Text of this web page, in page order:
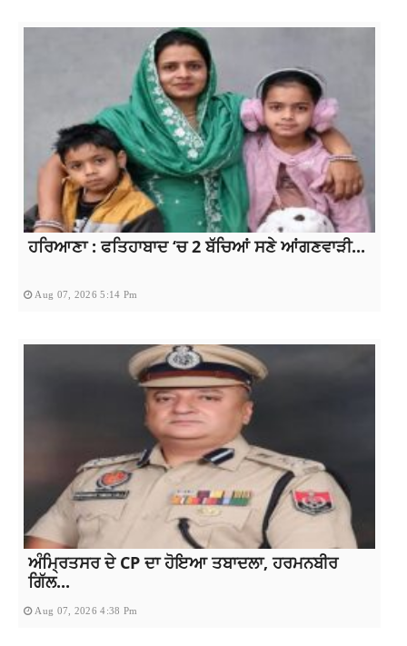
ਹਰਿਆਣਾ : ਫਤਿਹਾਬਾਦ ‘ਚ 2 ਬੱਚਿਆਂ ਸਣੇ ਆਂਗਣਵਾੜੀ...
Aug 07, 2026 5:14 Pm
ਅੰਮ੍ਰਿਤਸਰ ਦੇ CP ਦਾ ਹੋਇਆ ਤਬਾਦਲਾ, ਹਰਮਨਬੀਰ
ਗਿੱਲ...
Aug 07, 2026 4:38 Pm